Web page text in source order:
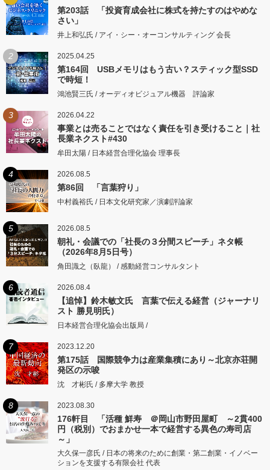
第203話 「投資育成会社に株式を持たすのはやめな
さい」
井上和弘氏 / アイ・シー・オーコンサルティング 会長
2 2025.04.25
第164回 USBメモリはもう古い？スティック型SSD
で時短！
鴻池賢三氏 / オーディオビジュアル機器 評論家
3 2026.04.22
事業とは売ることではなく責任を引き受けること｜社
長業ネクスト#430
牟田太陽 / 日本経営合理化協会 理事長
4 2026.08.5
第86回 「言葉狩り」
中村義裕氏 / 日本文化研究家／演劇評論家
5 2026.08.5
朝礼・会議での「社長の３分間スピーチ」ネタ帳
（2026年8月5日号）
角田識之（臥龍） / 感動経営コンサルタント
6 2026.08.4
【追悼】鈴木敏文氏 言葉で伝える経営（ジャーナリ
スト 勝見明氏）
日本経営合理化協会出版局 /
7 2023.12.20
第175話 国際競争力は産業集積にあり～北京亦荘開
発区の示唆
沈 才彬氏 / 多摩大学 教授
8 2023.08.30
176軒目 「活種 鮮寿 ＠岡山市野田屋町 ～2貫400
円（税別）でおまかせ一本で経営する異色の寿司店
～」
大久保一彦氏 / 日本の将来のために創業・第二創業・イノベー
ションを支援する有限会社 代表